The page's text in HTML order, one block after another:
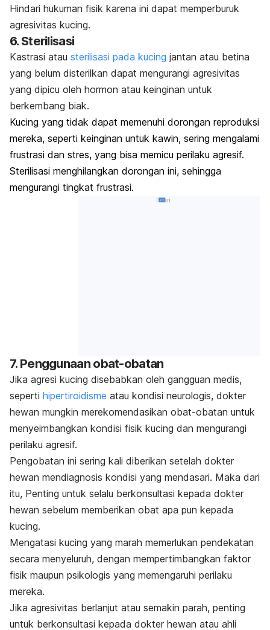
Hindari hukuman fisik karena ini dapat memperburuk
agresivitas kucing.
6. Sterilisasi
Kastrasi atau sterilisasi pada kucing jantan atau betina
yang belum disterilkan dapat mengurangi agresivitas
yang dipicu oleh hormon atau keinginan untuk
berkembang biak.
Kucing yang tidak dapat memenuhi dorongan reproduksi
mereka, seperti keinginan untuk kawin, sering mengalami
frustrasi dan stres, yang bisa memicu perilaku agresif.
Sterilisasi menghilangkan dorongan ini, sehingga
mengurangi tingkat frustrasi.
Iklan
7. Penggunaan obat-obatan
Jika agresi kucing disebabkan oleh gangguan medis,
seperti hipertiroidisme atau kondisi neurologis, dokter
hewan mungkin merekomendasikan obat-obatan untuk
menyeimbangkan kondisi fisik kucing dan mengurangi
perilaku agresif.
Pengobatan ini sering kali diberikan setelah dokter
hewan mendiagnosis kondisi yang mendasari. Maka dari
itu, Penting untuk selalu berkonsultasi kepada dokter
hewan sebelum memberikan obat apa pun kepada
kucing.
Mengatasi kucing yang marah memerlukan pendekatan
secara menyeluruh, dengan mempertimbangkan faktor
fisik maupun psikologis yang memengaruhi perilaku
mereka.
Jika agresivitas berlanjut atau semakin parah, penting
untuk berkonsultasi kepada dokter hewan atau ahli